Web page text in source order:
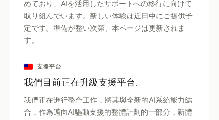
めており、AIを活用したサポートへの移行に向けて
取り組んでいます。新しい体験は近日中にご提供予
定です。準備が整い次第、本ページは更新されま
す。
支援平台
我們目前正在升級支援平台。
我們正在進行整合工作，將其與全新的AI系統能力結
合，作為邁向AI驅動支援的整體計劃的一部分，新體